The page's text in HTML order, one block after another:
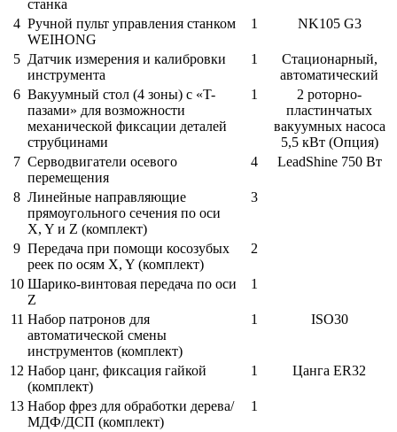
станка
4 Ручной пульт управления станком
WEIHONG
1 NK105 G3
5 Датчик измерения и калибровки
инструмента
1
Стационарный,
автоматический
6 Вакуумный стол (4 зоны) с «T-
пазами» для возможности
механической фиксации деталей
струбцинами
1
2 роторно-
пластинчатых
вакуумных насоса
5,5 кВт (Опция)
7 Серводвигатели осевого
перемещения
4 LeadShine 750 Вт
8 Линейные направляющие
прямоугольного сечения по оси
X, Y и Z (комплект)
3
9 Передача при помощи косозубых
реек по осям X, Y (комплект)
2
10 Шарико-винтовая передача по оси
Z
1
11 Набор патронов для
автоматической смены
инструментов (комплект)
1 ISO30
12 Набор цанг, фиксация гайкой
(комплект)
1 Цанга ER32
13 Набор фрез для обработки дерева/
МДФ/ДСП (комплект)
1